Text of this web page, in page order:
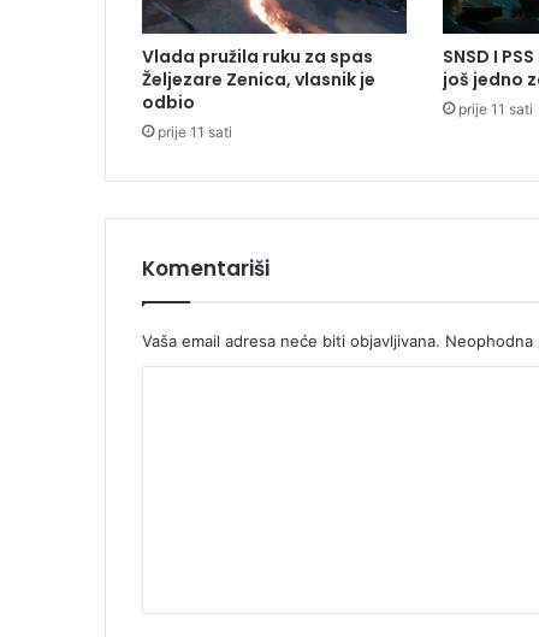
š
t
r
a
j
k
g
đ
Vlada pružila ruku za spas
Željezare Zenica, vlasnik je
odbio
prije 11 sati
SNSD I
još jedno
prije 11 sati
Komentariši
Vaša email adresa neće biti objavljivana. Neophodna